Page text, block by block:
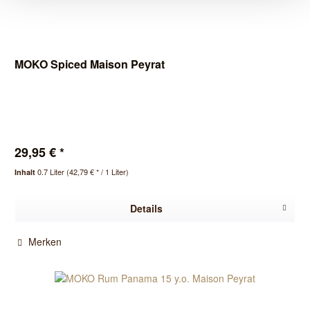
MOKO Spiced Maison Peyrat
29,95 € *
Inhalt0.7 Liter(42,79 € * / 1 Liter)
Details
Merken